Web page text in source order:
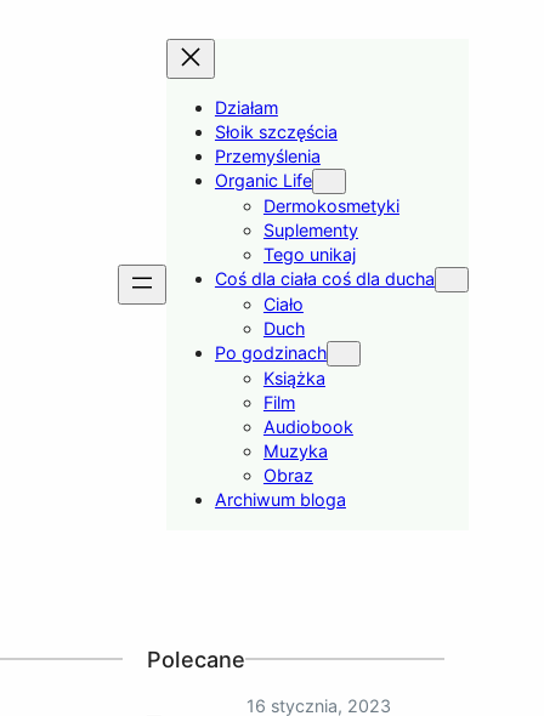
Działam
Słoik szczęścia
Przemyślenia
Organic Life
Dermokosmetyki
Suplementy
Tego unikaj
Coś dla ciała coś dla ducha
Ciało
Duch
Po godzinach
Książka
Film
Audiobook
Muzyka
Obraz
Archiwum bloga
Polecane
16 stycznia, 2023